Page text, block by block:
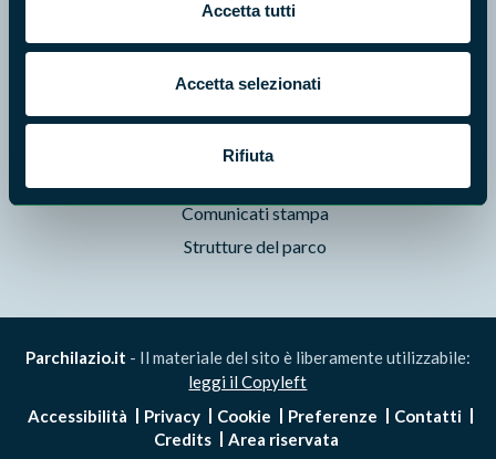
Accetta tutti
Accetta selezionati
Rifiuta
Prodotti Natura in Campo
Aziende Natura in Campo
Programmi e progetti
Cartografie
Avvisi e bandi
Comunicati stampa
Strutture del parco
Parchilazio.it - Il materiale del sito è liberamente utilizzabile:
leggi il Copyleft
Accessibilità
Privacy Cookie Preferenze
Contatti
Credits
Area riservata